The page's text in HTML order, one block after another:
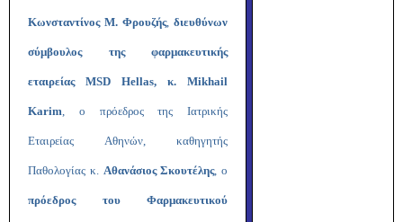
Κωνσταντίνος M. Φρουζής, διευθύνων
σύμβουλος της φαρμακευτικής
εταιρείας MSD Hellas, κ. Mikhail
Karim, ο πρόεδρος της Ιατρικής
Εταιρείας Αθηνών, καθηγητής
Παθολογίας κ. Αθανάσιος Σκουτέλης, ο
πρόεδρος του Φαρμακευτικού